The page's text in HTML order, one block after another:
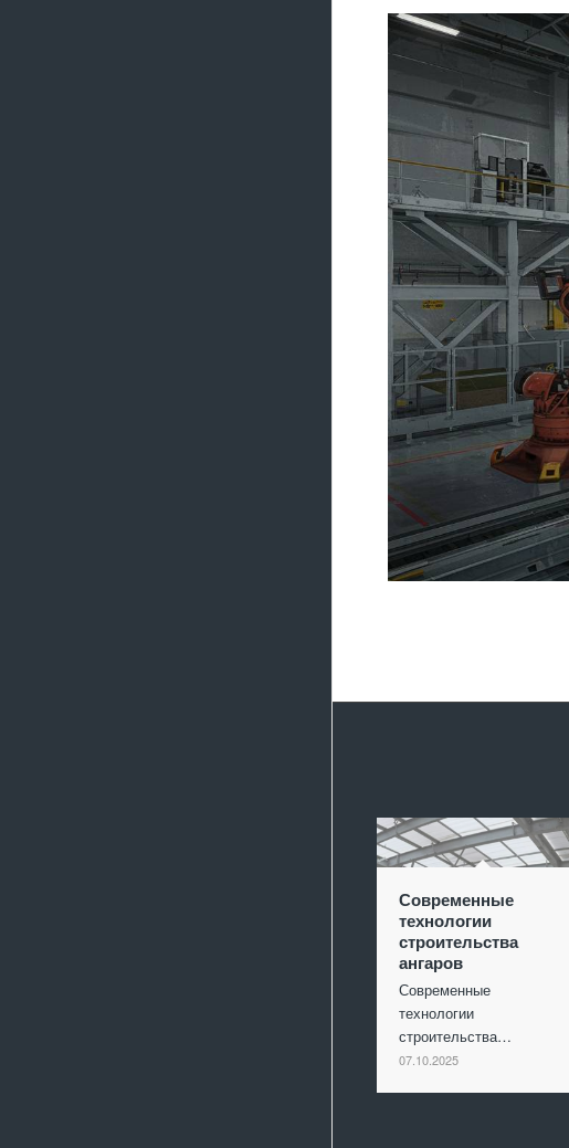
Современные
технологии
строительства
ангаров
Современные
технологии
строительства…
07.10.2025